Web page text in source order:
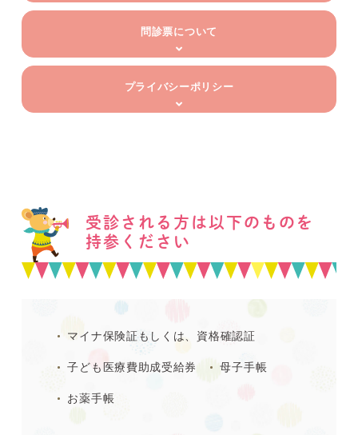
問診票について
プライバシーポリシー
受診される方は以下のものを
持参ください
マイナ保険証もしくは、資格確認証
子ども医療費助成受給券 母子手帳
お薬手帳